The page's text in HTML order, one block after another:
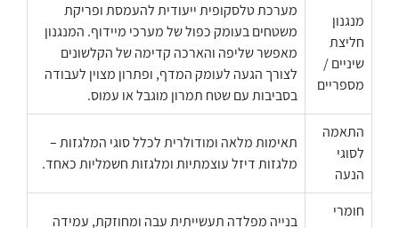
מנגנון
חליצת
שיניים /
מספריים
מערכת טלסקופית ייעודית להעמסת ופריקת
משטחים בעומק כפול של מערכי מיידוף. המנגנון
מאפשר שליפה והארכה קדימה של הקלשונים
לצורך הגעה לעומק המדף, ופתרון מצוין לעבודה
בסביבות עם שטח תמרון מוגבל או עמוס.
התאמה
לסוגי
הנעה
תאימות מלאה ומודולרית לכלל סוגי המלגזות –
מלגזות דיזל עוצמתיות ומלגזות חשמליות כאחד.
חומרי
בנייה מפלדה תעשייתית עבה ומחוזקת, עמידה